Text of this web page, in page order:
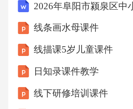
线条画水母课件
线描课5岁儿童课件
日知录课件教学
线下研修培训课件